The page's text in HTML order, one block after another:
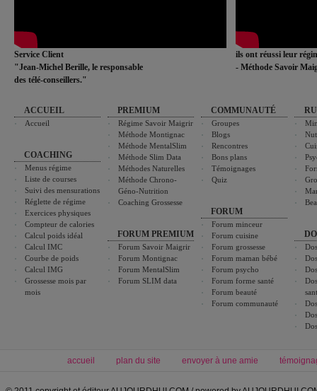
Service Client
"Jean-Michel Berille, le responsable
des télé-conseillers."
ils ont réussi leur
- Méthode Savoir
ACCUEIL
Accueil
COACHING
Menus régime
Liste de courses
Suivi des mensurations
Réglette de régime
Exercices physiques
Compteur de calories
Calcul poids idéal
Calcul IMC
Courbe de poids
Calcul IMG
Grossesse mois par
mois
PREMIUM
Régime Savoir Maigrir
Méthode Montignac
Méthode MentalSlim
Méthode Slim Data
Méthodes Naturelles
Méthode Chrono-
Géno-Nutrition
Coaching Grossesse
FORUM PREMIUM
Forum Savoir Maigrir
Forum Montignac
Forum MentalSlim
Forum SLIM data
COMMUNAUTÉ
Groupes
Blogs
Rencontres
Bons plans
Témoignages
Quiz
FORUM
Forum minceur
Forum cuisine
Forum grossesse
Forum maman bébé
Forum psycho
Forum forme santé
Forum beauté
Forum communauté
accueil plan du site envoyer à une amie